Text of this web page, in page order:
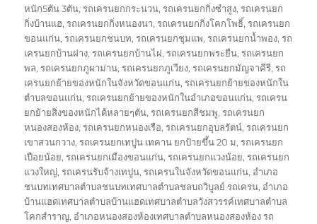
หนัก5ตัน 3ตัน,รถเครนยกกระนวน,รถเครนยกกิ่งซำสูง,รถเครนยก
กิ่งบ้านแฮ,รถเครนยกกิ่งหนองนา,รถเครนยกกิ่งโคกโพธิ์,รถเครนยก
ขอนแก่น,รถเครนยกชนบท,รถเครนยกชุมแพ,รถเครนยกน้ำพอง,รถ
เครนยกบ้านฝาง,รถเครนยกบ้านไผ่,รถเครนยกพระยืน,รถเครนยก
พล,รถเครนยกภูผาม่าน,รถเครนยกภูเวียง,รถเครนยกมัญจาคีรี,รถ
เครนยกย้ายของหนักในจังหวัดขอนแก่น,รถเครนยกย้ายของหนักใน
ตำบลขอนแก่น,รถเครนยกย้ายของหนักในอำเภอขอนแก่น,รถเครน
ยกย้ายสิ่งของหนักได้หลายๆตัน,รถเครนยกสีชมพู,รถเครนยก
หนองสองห้อง,รถเครนยกหนองเรือ,รถเครนยกอุบลรัตน์,รถเครนยก
เขาสวนกวาง,รถเครนยกเทปูน เทคาน ยกป้ายขึ้น 20 ม,รถเครนยก
เปือยน้อย,รถเครนยกเมืองขอนแก่น,รถเครนยกแวงน้อย,รถเครนยก
แวงใหญ่,รถเครนรับจ้างเทปูน,รถเครนในจังหวัดขอนแก่น, อำเภอ
ชนบทเทศบาลตำบลชนบทเทศบาลตำบลชลบถวิบูลย์ รถเครน, อำเภอ
บ้านแฮดเทศบาลตำบลบ้านแฮดเทศบาลตำบลวังสวรรค์เทศบาลตำบล
โคกสำราญ, อำเภอหนองสองห้องเทศบาลตำบลหนองสองห้อง รถ